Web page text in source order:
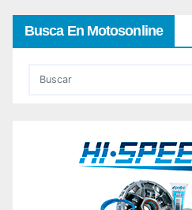
Busca En Motosonline